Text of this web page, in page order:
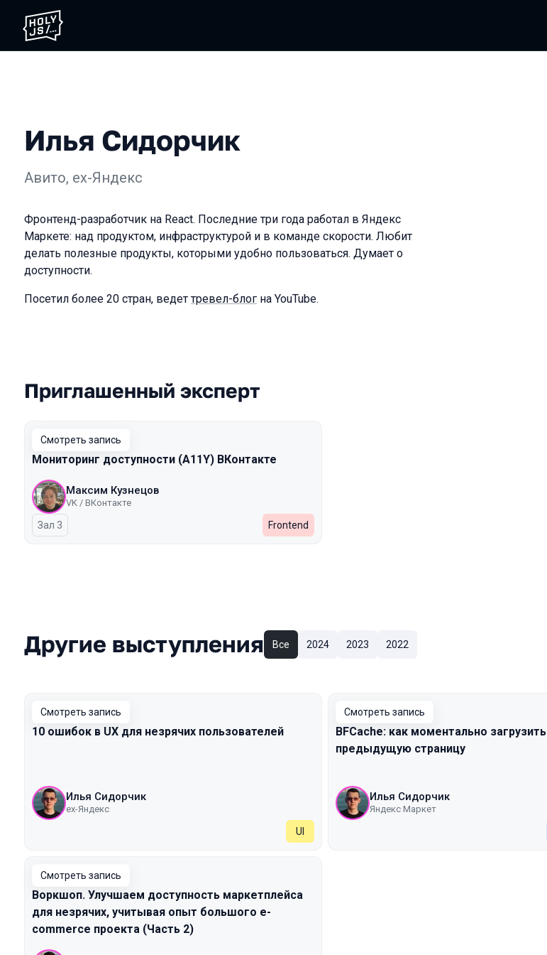
Илья Сидорчик
Авито, ex-Яндекс
Фронтенд-разработчик на React. Последние три года работал в Яндекс
Маркете: над продуктом, инфраструктурой и в команде скорости. Любит
делать полезные продукты, которыми удобно пользоваться. Думает о
доступности.
Посетил более 20 стран, ведет тревел-блог на YouTube.
Выступления в сезоне 2024 Autumn
Приглашенный эксперт
Смотреть запись
Мониторинг доступности (A11Y) ВКонтакте
Максим Кузнецов
VK / ВКонтакте
Зал 3 Frontend
Другие выступления Все 2024 2023 2022
Смотреть запись
10 ошибок в UX для незрячих пользователей
Илья Сидорчик
ex-Яндекс
UI
Смотреть запись
BFCache: как моментально загрузить
предыдущую страницу
Илья Сидорчик
Яндекс Маркет
Смотреть запись
Воркшоп. Улучшаем доступность маркетплейса
для незрячих, учитывая опыт большого e-
commerce проекта (Часть 2)